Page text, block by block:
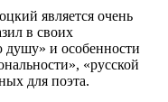
является очень
в своих
душу» и особенности
«русской
для поэта.